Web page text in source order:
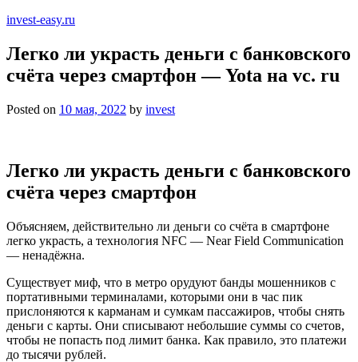
invest-easy.ru
Легко ли украсть деньги с банковского
счёта через смартфон — Yota на vc. ru
Posted on 10 мая, 2022 by invest
Легко ли украсть деньги с банковского
счёта через смартфон
Объясняем, действительно ли деньги со счёта в смартфоне
легко украсть, а технология NFC — Near Field Communication
— ненадёжна.
Существует миф, что в метро орудуют банды мошенников с
портативными терминалами, которыми они в час пик
прислоняются к карманам и сумкам пассажиров, чтобы снять
деньги с карты. Они списывают небольшие суммы со счетов,
чтобы не попасть под лимит банка. Как правило, это платежи
до тысячи рублей.